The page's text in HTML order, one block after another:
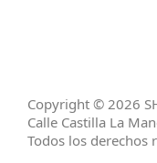
Copyright © 2026
Calle Castilla La
Todos los derechos